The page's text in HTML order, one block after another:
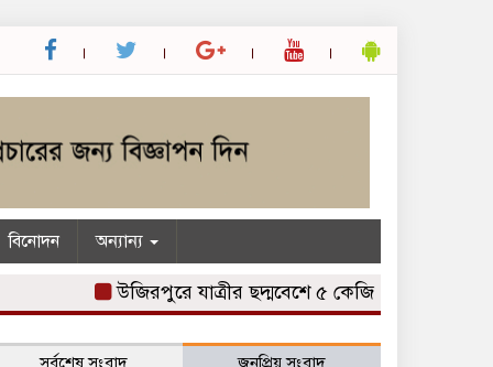
বিনোদন অন্যান্য
উজিরপুরে যাত্রীর ছদ্মবেশে ৫ কেজি গাজা সহ মাদক
সর্বশেষ সংবাদ জনপ্রিয় সংবাদ